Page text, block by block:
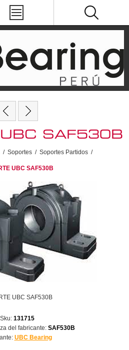
SAF530B
/ Soportes / Soportes Partidos /
UBC SAF530B
UBC SAF530B
Sku: 131715
del fabricante: SAF530B
UBC Bearing